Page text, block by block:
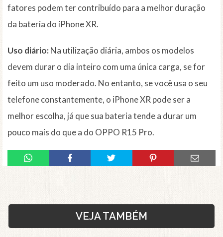
fatores podem ter contribuído para a melhor duração
da bateria do iPhone XR.
Uso diário:Na utilização diária, ambos os modelos
devem durar o dia inteiro com uma única carga, se for
feito um uso moderado. No entanto, se você usa o seu
telefone constantemente, o iPhone XR pode ser a
melhor escolha, já que sua bateria tende a durar um
pouco mais do que a do OPPO R15 Pro.
VEJA TAMBÉM